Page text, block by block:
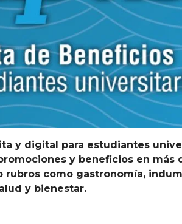
y digital para estudiantes
y beneficios en más
rubros como gastronomía,
y bienestar.